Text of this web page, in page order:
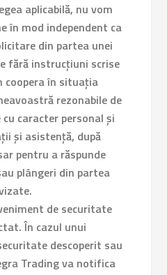
aplicabilă, nu vom
în mod independent ca
din partea unei
fără instrucțiuni scrise
coopera în situația
rezonabile de
cu caracter personal și
și asistență, după
pentru a răspunde
plângeri din partea
de securitate
În cazul unui
descoperit sau
Trading va notifica